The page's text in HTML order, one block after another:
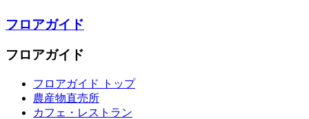
フロアガイド
フロアガイド
フロアガイド トップ
農産物直売所
カフェ・レストラン